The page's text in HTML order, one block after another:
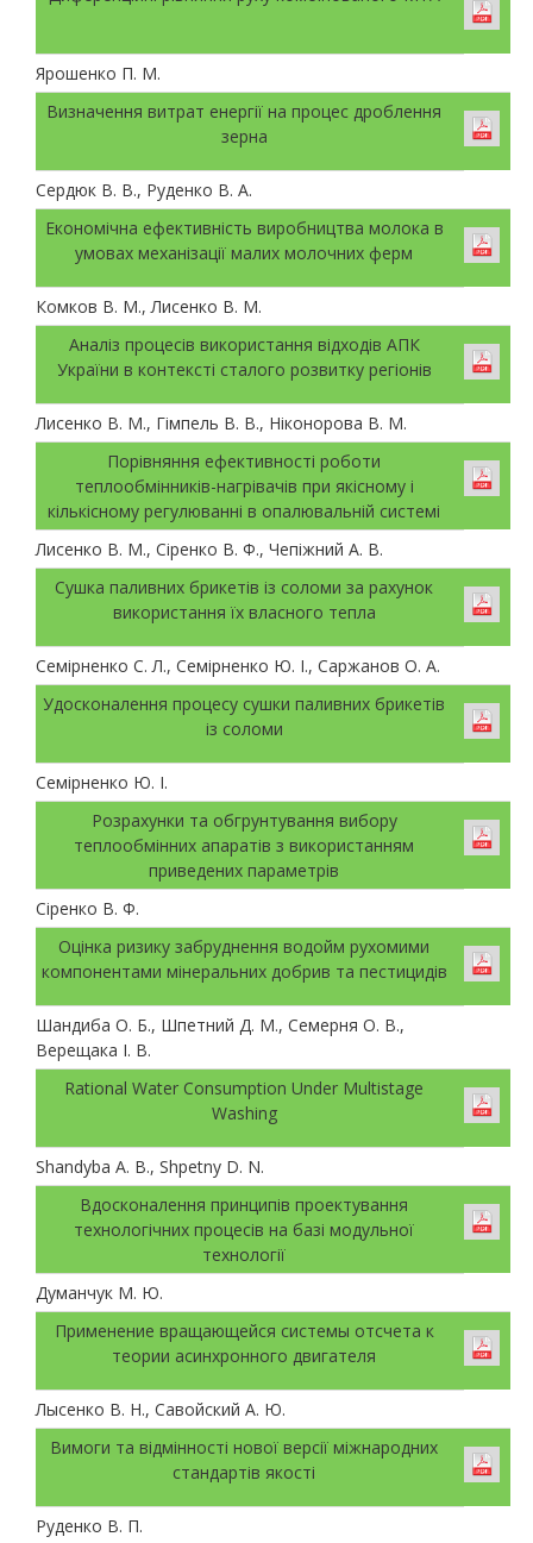
Ярошенко П. М.
Визначення витрат енергії на процес дроблення
зерна
Сердюк В. В., Руденко В. А.
Економічна ефективність виробництва молока в
умовах механізації малих молочних ферм
Комков В. М., Лисенко В. М.
Аналіз процесів використання відходів АПК
України в контексті сталого розвитку регіонів
Лисенко В. М., Гімпель В. В., Ніконорова В. М.
Порівняння ефективності роботи
теплообмінників-нагрівачів при якісному і
кількісному регулюванні в опалювальній системі
Лисенко В. М., Сіренко В. Ф., Чепіжний А. В.
Сушка паливних брикетів із соломи за рахунок
використання їх власного тепла
Семірненко С. Л., Семірненко Ю. І., Саржанов О. А.
Удосконалення процесу сушки паливних брикетів
із соломи
Семірненко Ю. І.
Розрахунки та обгрунтування вибору
теплообмінних апаратів з використанням
приведених параметрів
Сіренко В. Ф.
Оцінка ризику забруднення водойм рухомими
компонентами мінеральних добрив та пестицидів
Шандиба О. Б., Шпетний Д. М., Семерня О. В.,
Верещака І. В.
Rational Water Consumption Under Multistage
Washing
Shandyba A. B., Shpetny D. N.
Вдосконалення принципів проектування
технологічних процесів на базі модульної
технології
Думанчук М. Ю.
Применение вращающейся системы отсчета к
теории асинхронного двигателя
Лысенко В. Н., Савойский А. Ю.
Вимоги та відмінності нової версії міжнародних
стандартів якості
Руденко В. П.